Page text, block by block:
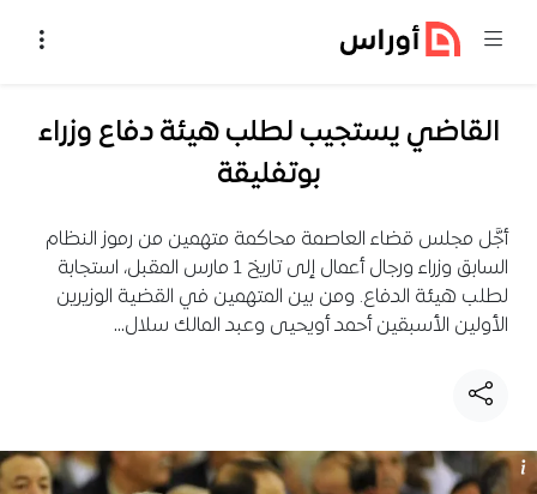
القاضي يستجيب لطلب هيئة دفاع وزراء
بوتفليقة
أجَّل مجلس قضاء العاصمة محاكمة متهمين من رموز النظام
السابق وزراء ورجال أعمال إلى تاريخ 1 مارس المقبل، استجابة
لطلب هيئة الدفاع. ومن بين المتهمين في القضية الوزيرين
الأولين الأسبقين أحمد أويحيى وعبد المالك سلال…